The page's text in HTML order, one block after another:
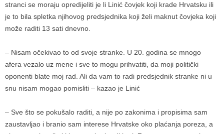
stranci se moraju opredijeliti je li Linić čovjek koji krade Hrvatsku ili
je to bila spletka njihovog predsjednika koji želi maknut čovjeka koji
može raditi 13 sati dnevno.
– Nisam očekivao to od svoje stranke. U 20. godina se mnogo
afera vezalo uz mene i sve to mogu prihvatiti, da moji politički
oponenti blate moj rad. Ali da vam to radi predsjednik stranke ni u
snu nisam mogao pomisliti – kazao je Linić
– Sve što se pokušalo raditi, a nije po zakonima i propisima sam
zaustavljao i branio sam interese Hrvatske oko plaćanja poreza, a